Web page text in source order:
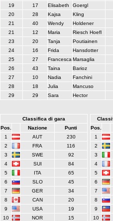
19
17 Elisabeth
Goergl
20
28 Kajsa
Kling
21
40 Wendy
Holdener
21
12 Maria
Riesch Hoefl
23
20 Tanja
Poutiainen
24
16 Frida
Hansdotter
25
27 Francesca Marsaglia
26
43 Taina
Barioz
27
10 Nadia
Fanchini
28
18 Julia
Mancuso
29
29 Sara Hector
Classifica di gara
Pos.
Nazione
Punti
1
AUT
230
2
FRA
116
3
SWE
92
4
SUI
84
5
ITA
65
6
SLO
45
7
GER
34
8
CAN
20
9
USA
19
10
NOR
15
Pos.
1
2
3
4
5
6
7
8
9
10